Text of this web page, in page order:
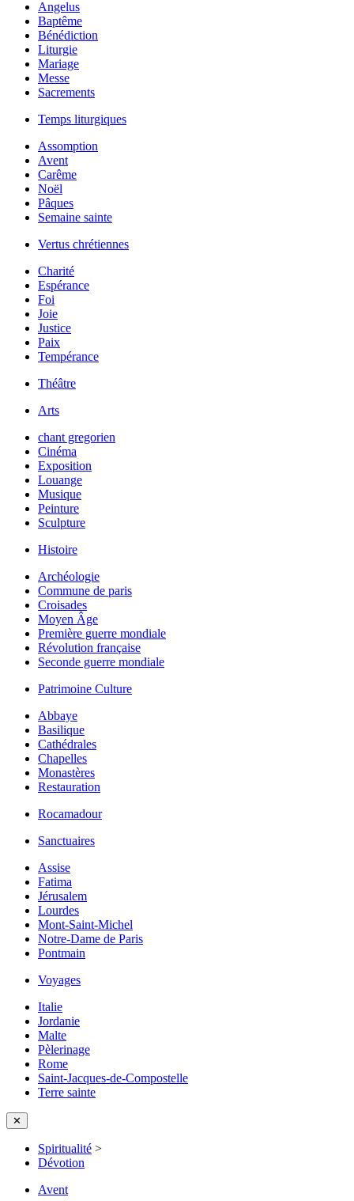
Angelus
Baptême
Bénédiction
Liturgie
Mariage
Messe
Sacrements
Temps liturgiques
Assomption
Avent
Carême
Noël
Pâques
Semaine sainte
Vertus chrétiennes
Charité
Espérance
Foi
Joie
Justice
Paix
Tempérance
Théâtre
Arts
chant gregorien
Cinéma
Exposition
Louange
Musique
Peinture
Sculpture
Histoire
Archéologie
Commune de paris
Croisades
Moyen Âge
Première guerre mondiale
Révolution française
Seconde guerre mondiale
Patrimoine Culture
Abbaye
Basilique
Cathédrales
Chapelles
Monastères
Restauration
Rocamadour
Sanctuaires
Assise
Fatima
Jérusalem
Lourdes
Mont-Saint-Michel
Notre-Dame de Paris
Pontmain
Voyages
Italie
Jordanie
Malte
Pèlerinage
Rome
Saint-Jacques-de-Compostelle
Terre sainte
✕
Spiritualité >
Dévotion
Avent